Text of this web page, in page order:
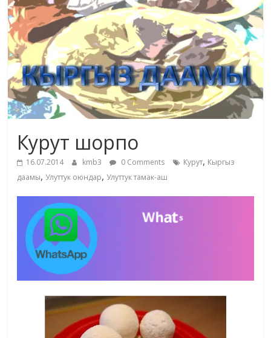
маданияты
жана
адабияты
Курут шорпо
16.07.2014 kmb3 0 Comments Курут, Кыргыз
даамы, Улуттук оюндар, Улуттук тамак-аш